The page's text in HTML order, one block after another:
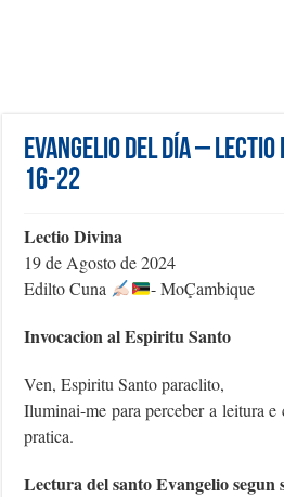
Evangelio del día – Lectio
16-22
Lectio Divina
19 de Agosto de 2024
Edilto Cuna
- MoÇambique
Invocacion al Espiritu Santo
Ven, Espiritu Santo paraclito,
Iluminai-me para perceber a leitura
pratica.
Lectura del santo Evangelio segun